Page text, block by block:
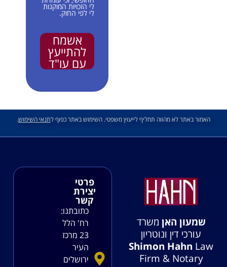
לי הזכויות המוקנות
לי לפי החוק.
אשמח
להתייעץ
עם עו"ד
האמור באתר לא מהווה תחליף לייעוץ משפטי. השימוש באתר כפוף לתנאי השימוש.
שמעון האן משרד
עורכי דין ונוטריון
Shimon Hahn Law
Firm & Notary
פרטי
יצירת
קשר
כתובתנו:
רח' הלל
23 מרכז
העיר
ירושלים